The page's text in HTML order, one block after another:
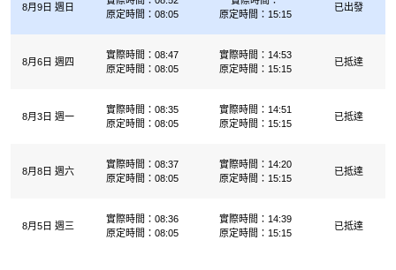
8月9日 週日
原定時間：08:05
原定時間：15:15
已出發
8月6日 週四
實際時間：08:47
原定時間：08:05
實際時間：14:53
原定時間：15:15
已抵達
8月3日 週一
實際時間：08:35
原定時間：08:05
實際時間：14:51
原定時間：15:15
已抵達
8月8日 週六
實際時間：08:37
原定時間：08:05
實際時間：14:20
原定時間：15:15
已抵達
8月5日 週三
實際時間：08:36
原定時間：08:05
實際時間：14:39
原定時間：15:15
已抵達